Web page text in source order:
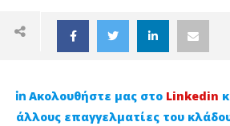
Ακολουθήστε μας στο Linkedin
άλλους επαγγελματίες του